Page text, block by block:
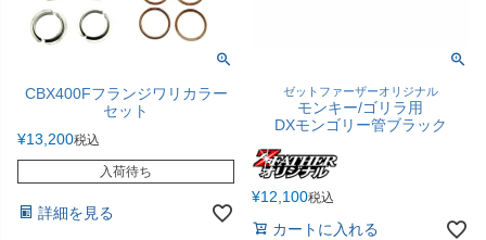
CBX400Fフランジワリカラー
セット
¥13,200税込
入荷待ち
詳細を見る
ゼットファーザーオリジナル
モンキー/ゴリラ用
DXモンゴリー管ブラック
¥12,100税込
カートに入れる